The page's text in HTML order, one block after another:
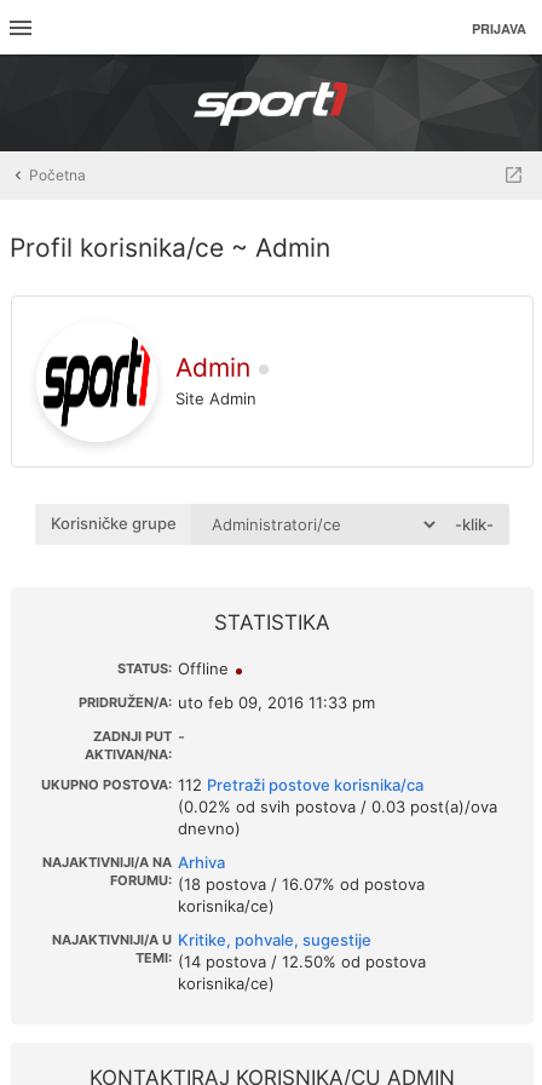
PRIJAVA
Početna
Profil korisnika/ce ~ Admin
Admin
Site Admin
Korisničke grupe -klik-
STATISTIKA
STATUS: Offline
PRIDRUŽEN/A: uto feb 09, 2016 11:33 pm
ZADNJI PUT
AKTIVAN/NA:
-
UKUPNO POSTOVA: 112 Pretraži postove korisnika/ca
(0.02% od svih postova / 0.03 post(a)/ova
dnevno)
NAJAKTIVNIJI/A NA
FORUMU:
Arhiva
(18 postova / 16.07% od postova
korisnika/ce)
NAJAKTIVNIJI/A U
TEMI:
Kritike, pohvale, sugestije
(14 postova / 12.50% od postova
korisnika/ce)
KONTAKTIRAJ KORISNIKA/CU ADMIN